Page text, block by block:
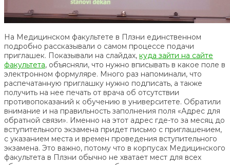
На Медицинском факультете в Плзни единственном
подробно рассказывали о самом процессе подачи
приглашек. Показывали на слайдах, куда зайти на сайте
факультета, объясняли, что нужно вписывать в какое поле в
электронном формуляре. Много раз напоминали, что
распечатанную приглашку нужно подписать, а также
получить на нее печать от врача об отсутствии
противопоказаний к обучению в университете. Обратили
внимание и на правильность заполнения поля «Адрес для
обратной связи». Именно на этот адрес где-то за месяц до
вступительного экзамена придет письмо с приглашением,
с указанием места и времен проведения вступительного
экзамена. Это важно, потому что в корпусах Медицинского
факультета в Плзни обычно не хватает мест для всех